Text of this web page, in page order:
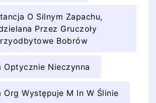
O Silnym Zapachu,
Przez Gruczoły
Bobrów
Optycznie Nieczynna
Org Występuje M In W Ślinie